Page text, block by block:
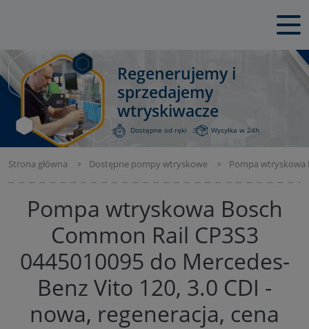
Regenerujemy i
sprzedajemy
wtryskiwacze
Dostępne od ręki Wysyłka w 24h
Strona główna Dostępne pompy wtryskowe Pompa wtryskowa
Pompa wtryskowa Bosch
Common Rail CP3S3
0445010095 do Mercedes-
Benz Vito 120, 3.0 CDI -
nowa, regeneracja, cena